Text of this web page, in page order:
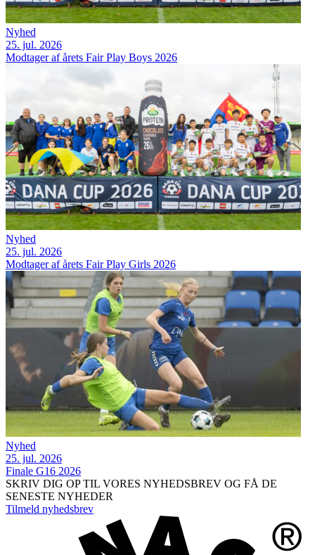
Nyhed
25. jul. 2026
Modtager af årets Fair Play Boys 2026
Nyhed
25. jul. 2026
Modtager af årets Fair Play Girls 2026
Nyhed
25. jul. 2026
Finale G16 2026
SKRIV DIG OP TIL VORES NYHEDSBREV OG FÅ DE
SENESTE NYHEDER
Tilmeld nyhedsbrev